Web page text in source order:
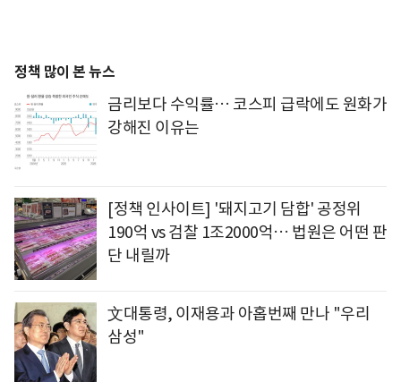
정책 많이 본 뉴스
금리보다 수익률… 코스피 급락에도 원화가
강해진 이유는
[정책 인사이트] '돼지고기 담합' 공정위
190억 vs 검찰 1조2000억… 법원은 어떤 판
단 내릴까
文대통령, 이재용과 아홉번째 만나 "우리
삼성"